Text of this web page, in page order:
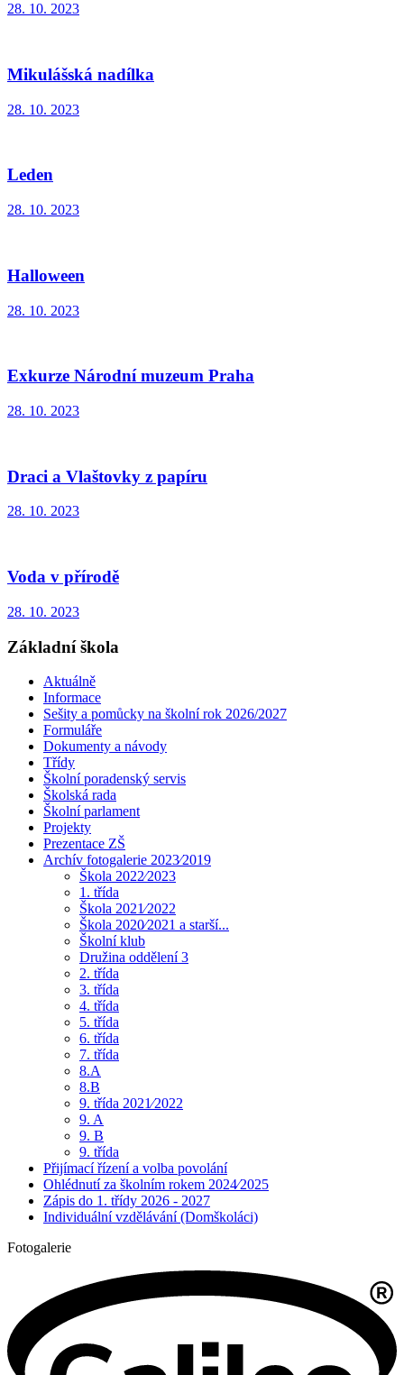
28. 10. 2023
Mikulášská nadílka
28. 10. 2023
Leden
28. 10. 2023
Halloween
28. 10. 2023
Exkurze Národní muzeum Praha
28. 10. 2023
Draci a Vlaštovky z papíru
28. 10. 2023
Voda v přírodě
28. 10. 2023
Základní škola
Aktuálně
Informace
Sešity a pomůcky na školní rok 2026/2027
Formuláře
Dokumenty a návody
Třídy
Školní poradenský servis
Školská rada
Školní parlament
Projekty
Prezentace ZŠ
Archív fotogalerie 2023⁄2019
Škola 2022⁄2023
1. třída
Škola 2021⁄2022
Škola 2020⁄2021 a starší...
Školní klub
Družina oddělení 3
2. třída
3. třída
4. třída
5. třída
6. třída
7. třída
8.A
8.B
9. třída 2021⁄2022
9. A
9. B
9. třída
Přijímací řízení a volba povolání
Ohlédnutí za školním rokem 2024⁄2025
Zápis do 1. třídy 2026 - 2027
Individuální vzdělávání (Domškoláci)
Fotogalerie